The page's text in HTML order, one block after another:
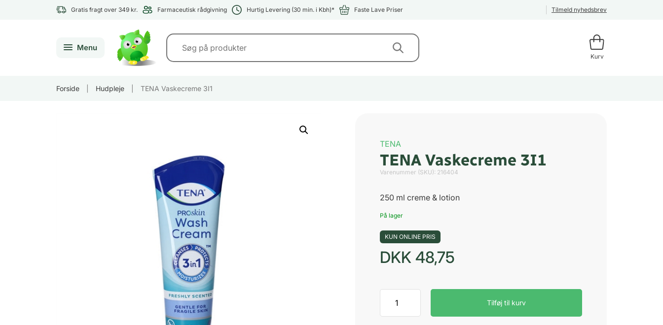
Gratis fragt over 349 kr. Farmaceutisk rådgivning Hurtig Levering (30 min. i Kbh)* Faste Lave Priser Tilmeld nyhedsbrev
Menu
Kurv
Forside Hudpleje TENA Vaskecreme 3I1
TENA
TENA Vaskecreme 3I1
Varenummer (SKU): 216404
250 ml creme & lotion
På lager
KUN ONLINE PRIS
DKK 48,75
Vaskecreme
3I1
Tilføj til kurv